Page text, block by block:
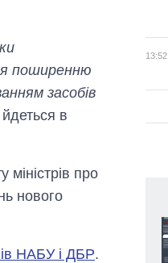
поширенню
засобів
в
про
нового
НАБУ і ДБР.
13:52
містах України на